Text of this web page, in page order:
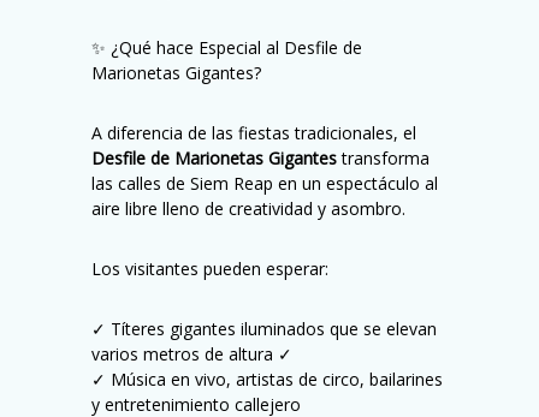
✨ ¿Qué hace Especial al Desfile de
Marionetas Gigantes?
A diferencia de las fiestas tradicionales, el
Desfile de Marionetas Gigantestransforma
las calles de Siem Reap en un espectáculo al
aire libre lleno de creatividad y asombro.
Los visitantes pueden esperar:
✓ Títeres gigantes iluminados que se elevan
varios metros de altura ✓
✓ Música en vivo, artistas de circo, bailarines
y entretenimiento callejero